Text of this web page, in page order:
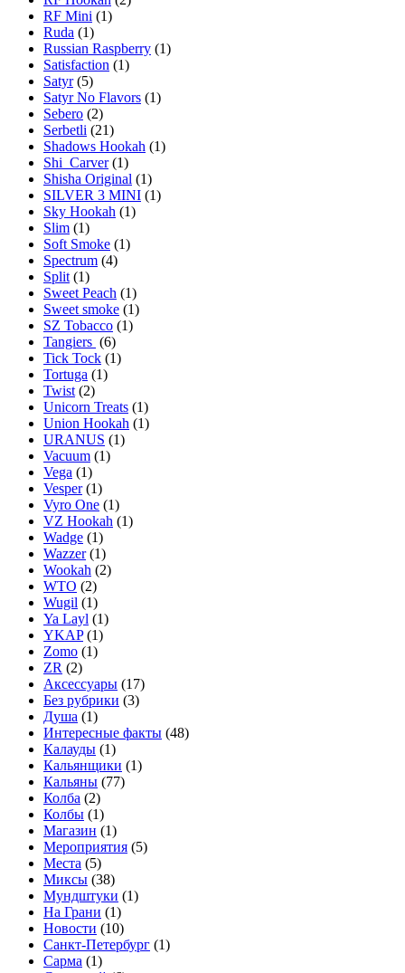
RF Mini (1)
Ruda (1)
Russian Raspberry (1)
Satisfaction (1)
Satyr(5)
Satyr No Flavors (1)
Sebero (2)
Serbetli (21)
Shadows Hookah (1)
Shi_Carver(1)
Shisha Original (1)
SILVER 3 MINI (1)
Sky Hookah (1)
Slim (1)
Soft Smoke (1)
Spectrum (4)
Split (1)
Sweet Peach (1)
Sweet smoke (1)
SZ Tobacco (1)
Tangiers (6)
Tick Tock (1)
Tortuga (1)
Twist (2)
Unicorn Treats (1)
Union Hookah (1)
URANUS (1)
Vacuum (1)
Vega (1)
Vesper(1)
Vyro One (1)
VZ Hookah (1)
Wadge (1)
Wazzer(1)
Wookah (2)
WTO (2)
Wugil (1)
Ya Layl (1)
YKAP(1)
Zomo (1)
ZR (2)
Аксессуары (17)
Без рубрики (3)
Душа (1)
Интересные факты (48)
Калауды (1)
Кальянщики (1)
Кальяны (77)
Колба (2)
Колбы (1)
Магазин (1)
Мероприятия (5)
Места (5)
Миксы (38)
Мундштуки (1)
На Грани (1)
Новости (10)
Санкт-Петербург (1)
Сарма (1)